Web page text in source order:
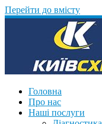
Перейти до вмісту
Головна
Про нас
Наші послуги